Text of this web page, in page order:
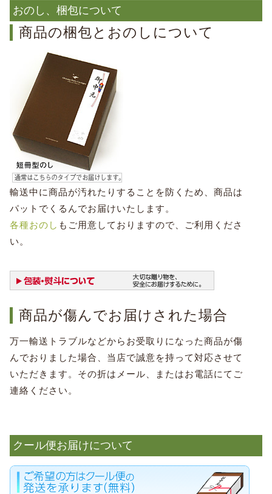
おのし、梱包について
商品の梱包とおのしについて
輸送中に商品が汚れたりすることを防くため、商品は
パットでくるんでお届けいたします。
各種おのし もご用意しておりますので、ご利用くださ
い。
商品が傷んでお届けされた場合
万一輸送トラブルなどからお受取りになった商品が傷
んでおりました場合、当店で誠意を持って対応させて
いただきます。その折はメール、またはお電話にてご
連絡ください。
クール便お届けについて